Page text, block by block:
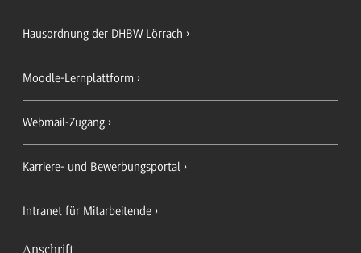
Hausordnung der DHBW Lörrach
Moodle-Lernplattform
Webmail-Zugang
Karriere- und Bewerbungsportal
Intranet für Mitarbeitende
Anschrift